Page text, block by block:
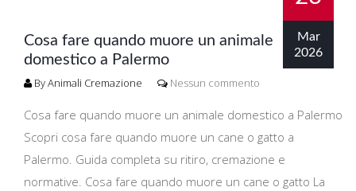
Mar
2026
Cosa fare quando muore un animale
domestico a Palermo
By Animali Cremazione Nessun commento
Cosa fare quando muore un animale domestico a Palermo
Scopri cosa fare quando muore un cane o gatto a
Palermo. Guida completa su ritiro, cremazione e
normative. Cosa fare quando muore un cane o gatto La